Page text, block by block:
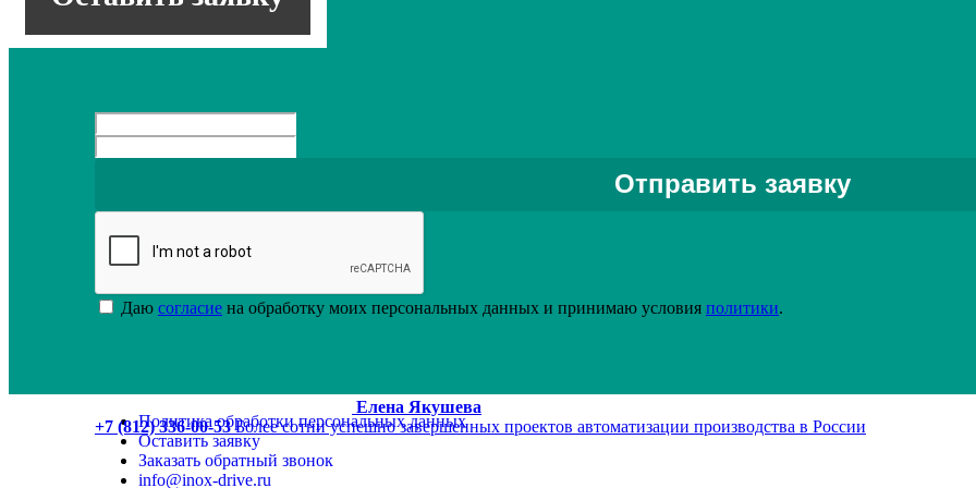
Елена Якушева
+7 (812) 336-00-53Более сотни успешно завершенных проектов автоматизации производства в России
Даю согласие на обработку моих персональных данных и принимаю условия политики.
Политика обработки персональных данных
Оставить заявку
Заказать обратный звонок
info@inox-drive.ru